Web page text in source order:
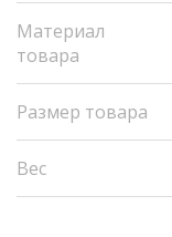
Материал
товара
Размер товара
Вес